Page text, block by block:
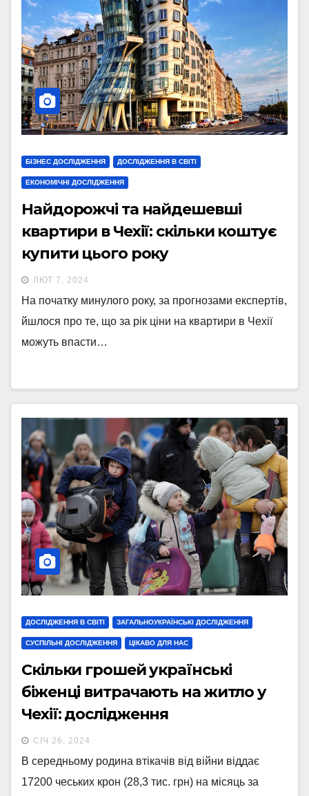
БІЗНЕС ДОСЛІДЖЕННЯ ДОСЛІДЖЕННЯ В СВІТІ
ЕКОНОМІЧНІ ДОСЛІДЖЕННЯ
Найдорожчі та найдешевші
квартири в Чехії: скільки коштує
купити цього року
ЛЮТ 7, 2024
На початку минулого року, за прогнозами експертів,
йшлося про те, що за рік ціни на квартири в Чехії
можуть впасти…
ДОСЛІДЖЕННЯ В СВІТІ ЗАГАЛЬНОУКРАЇНСЬКІ ДОСЛІДЖЕННЯ
СУСПІЛЬНІ ДОСЛІДЖЕННЯ ЦІКАВО ДЛЯ НАС
Скільки грошей українські
біженці витрачають на житло у
Чехії: дослідження
СІЧ 26, 2024
В середньому родина втікачів від війни віддає
17200 чеських крон (28,3 тис. грн) на місяць за